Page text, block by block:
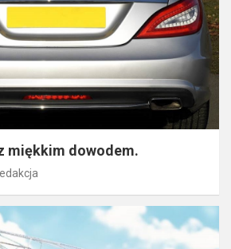
miękkim dowodem.